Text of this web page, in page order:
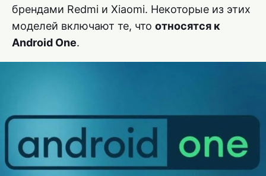
брендами Redmi и Xiaomi. Некоторые из этих
моделей включают те, что относятся к
Android One.